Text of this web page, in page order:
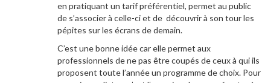
en pratiquant un tarif préférentiel, permet au public
de s’associer à celle-ci et de découvrir à son tour les
pépites sur les écrans de demain.
C’est une bonne idée car elle permet aux
professionnels de ne pas être coupés de ceux à qui ils
proposent toute l’année un programme de choix. Pour